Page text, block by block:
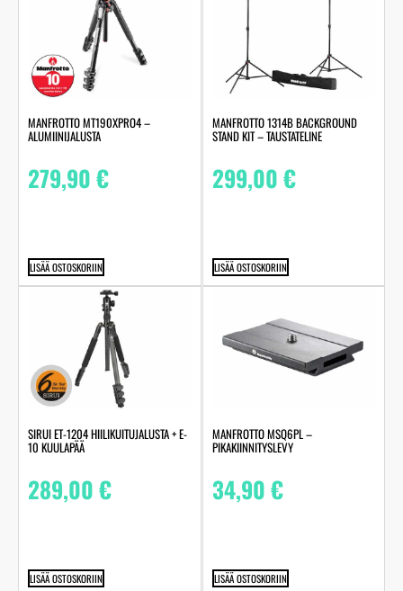
MANFROTTO MT190XPRO4 –
ALUMIINIJALUSTA
279,90€
LISÄÄ OSTOSKORIIN
MANFROTTO 1314B BACKGROUND
STAND KIT – TAUSTATELINE
299,00€
LISÄÄ OSTOSKORIIN
SIRUI ET-1204 HIILIKUITUJALUSTA + E-
10 KUULAPÄÄ
289,00€
LISÄÄ OSTOSKORIIN
MANFROTTO MSQ6PL –
PIKAKIINNITYSLEVY
34,90€
LISÄÄ OSTOSKORIIN